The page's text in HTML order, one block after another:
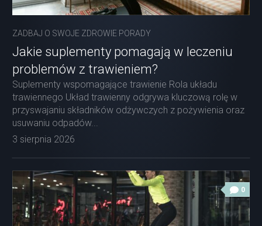
ZADBAJ O SWOJE ZDROWIE PORADY
Jakie suplementy pomagają w leczeniu
problemów z trawieniem?
Suplementy wspomagające trawienie Rola układu
trawiennego Układ trawienny odgrywa kluczową rolę w
przyswajaniu składników odżywczych z pożywienia oraz
usuwaniu odpadów...
3 sierpnia 2026
0